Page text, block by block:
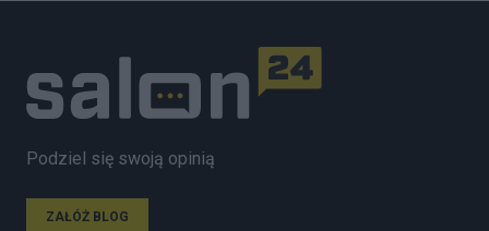
Podziel się swoją opinią
ZAŁÓŻ BLOG